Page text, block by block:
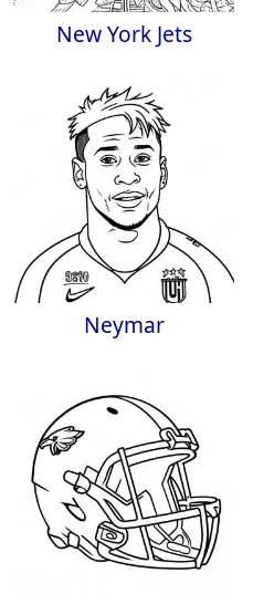
New York Jets
Neymar